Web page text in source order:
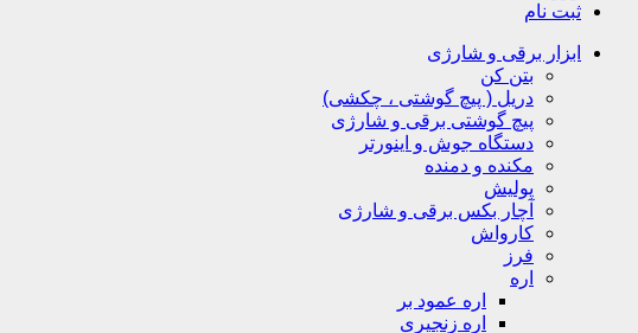
ثبت نام
ابزار برقی و شارژی
بتن کن
دریل ( پیچ گوشتی ، چکشی)
پیچ گوشتی برقی و شارژی
دستگاه جوش و اینورتر
مکنده و دمنده
پولیش
آچار بکس برقی و شارژی
کارواش
فرز
اره
اره عمود بر
اره زنجیری